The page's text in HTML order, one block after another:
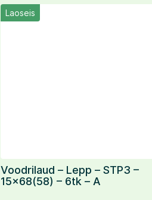
Laoseis
Voodrilaud – Lepp – STP3 –
15×68(58) – 6tk – A